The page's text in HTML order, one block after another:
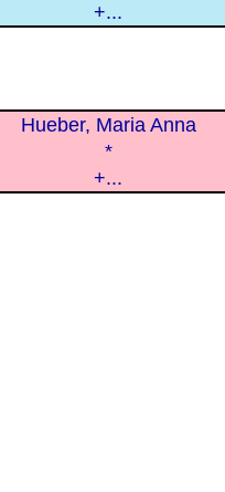
+...
Hueber, Maria Anna
*
+...